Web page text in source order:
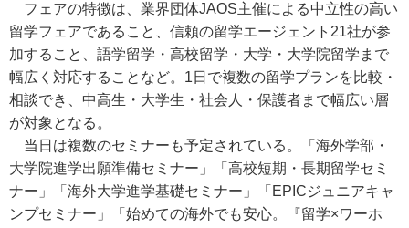
フェアの特徴は、業界団体JAOS主催による中立性の高い
留学フェアであること、信頼の留学エージェント21社が参
加すること、語学留学・高校留学・大学・大学院留学まで
幅広く対応することなど。1日で複数の留学プランを比較・
相談でき、中高生・大学生・社会人・保護者まで幅広い層
が対象となる。
当日は複数のセミナーも予定されている。「海外学部・
大学院進学出願準備セミナー」「高校短期・長期留学セミ
ナー」「海外大学進学基礎セミナー」「EPICジュニアキャ
ンプセミナー」「始めての海外でも安心。『留学×ワーホ